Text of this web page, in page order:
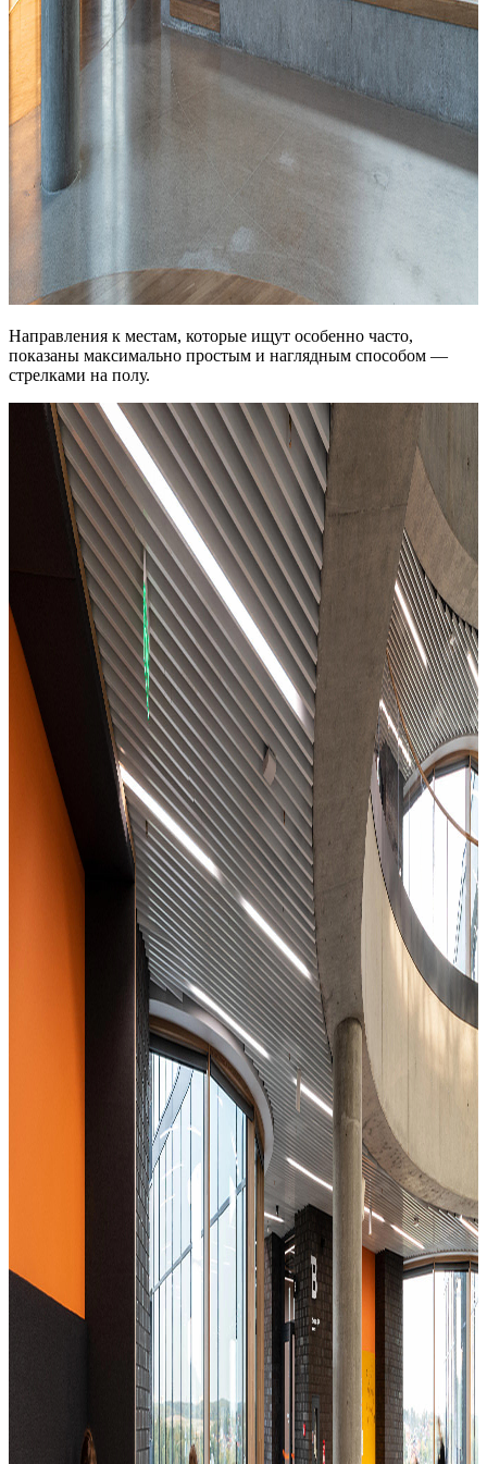
Направления к местам, которые ищут особенно часто,
показаны максимально простым и наглядным способом —
стрелками на полу.